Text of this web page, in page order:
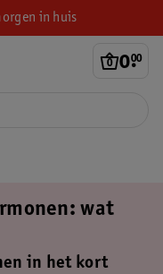
in huis
0.
00
wat
in het kort